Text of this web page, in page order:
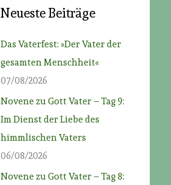
Neueste Beiträge
Das Vaterfest: »Der Vater der
gesamten Menschheit«
07/08/2026
Novene zu Gott Vater – Tag 9:
Im Dienst der Liebe des
himmlischen Vaters
06/08/2026
Novene zu Gott Vater – Tag 8: